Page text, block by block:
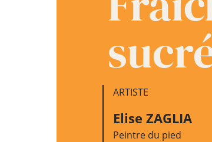
ARTISTE
Elise ZAGLIA
Peintre du pied